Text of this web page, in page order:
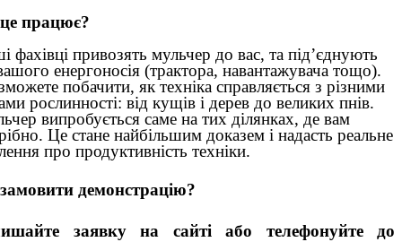
працює?
фахівці привозять мульчер до вас, та під’єднують
енергоносія (трактора, навантажувача тощо).
побачити, як техніка справляється з різними
рослинності: від кущів і дерев до великих пнів.
випробується саме на тих ділянках, де вам
Це стане найбільшим доказем і надасть реальне
про продуктивність техніки.
демонстрацію?
заявку на сайті або телефонуйте до